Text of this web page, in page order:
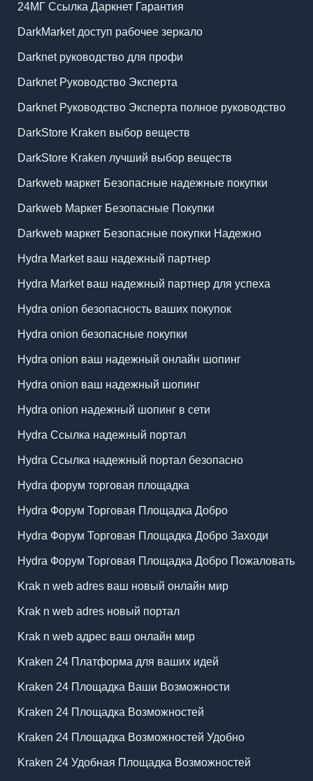
24МГ Ссылка Даркнет Гарантия
DarkMarket доступ рабочее зеркало
Darknet руководство для профи
Darknet Руководство Эксперта
Darknet Руководство Эксперта полное руководство
DarkStore Kraken выбор веществ
DarkStore Kraken лучший выбор веществ
Darkweb маркет Безопасные надежные покупки
Darkweb Маркет Безопасные Покупки
Darkweb маркет Безопасные покупки Надежно
Hydra Market ваш надежный партнер
Hydra Market ваш надежный партнер для успеха
Hydra onion безопасность ваших покупок
Hydra onion безопасные покупки
Hydra onion ваш надежный онлайн шопинг
Hydra onion ваш надежный шопинг
Hydra onion надежный шопинг в сети
Hydra Ссылка надежный портал
Hydra Ссылка надежный портал безопасно
Hydra форум торговая площадка
Hydra Форум Торговая Площадка Добро
Hydra Форум Торговая Площадка Добро Заходи
Hydra Форум Торговая Площадка Добро Пожаловать
Krak n web adres ваш новый онлайн мир
Krak n web adres новый портал
Krak n web адрес ваш онлайн мир
Kraken 24 Платформа для ваших идей
Kraken 24 Площадка Ваши Возможности
Kraken 24 Площадка Возможностей
Kraken 24 Площадка Возможностей Удобно
Kraken 24 Удобная Площадка Возможностей